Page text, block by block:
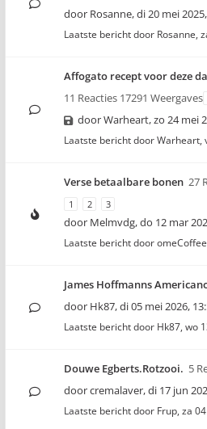
door Rosanne,di 20 mei
Laatste bericht door Rosanne,
Affogato recept voor deze
11 Reacties 17291 Weergaves
doorWarheart,zo 24 mei
Laatste bericht doorWarheart,
Verse betaalbare bonen 27
1 2 3
door Melmvdg,do 12 mar
Laatste bericht dooromeCoffee
James Hoffmanns
door Hk87,di 05 mei 2026,
Laatste bericht door Hk87, wo
Douwe Egberts.Rotzooi. 5
doorcremalaver,di 17 jun
Laatste bericht door Frup, za